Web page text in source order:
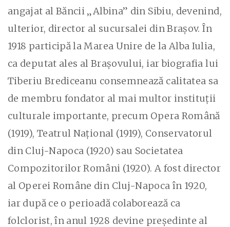
angajat al Băncii „Albina” din Sibiu, devenind,
ulterior, director al sucursalei din Brașov. În
1918 participă la Marea Unire de la Alba Iulia,
ca deputat ales al Brașovului, iar biografia lui
Tiberiu Brediceanu consemnează calitatea sa
de membru fondator al mai multor instituții
culturale importante, precum Opera Română
(1919), Teatrul Național (1919), Conservatorul
din Cluj-Napoca (1920) sau Societatea
Compozitorilor Români (1920). A fost director
al Operei Române din Cluj-Napoca în 1920,
iar după ce o perioadă colaborează ca
folclorist, în anul 1928 devine președinte al